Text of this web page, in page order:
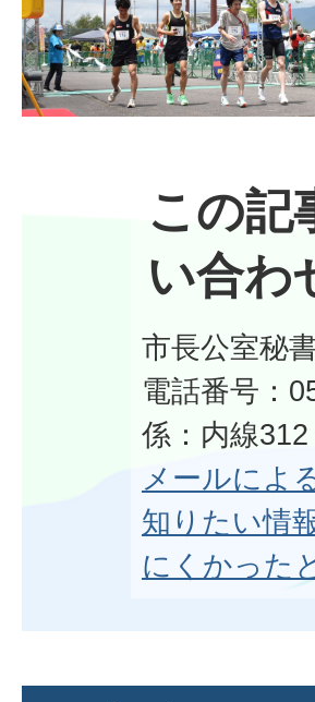
この記
い合わ
市長公室秘
電話番号：
係：内線
メールによ
知りたい情
にくかった